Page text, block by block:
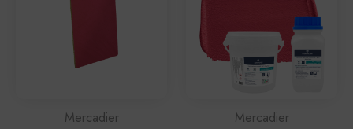
Mercadier Mercadier